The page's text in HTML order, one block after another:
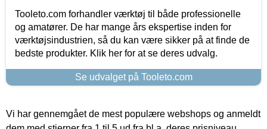
Tooleto.com forhandler værktøj til både professionelle
og amatører. De har mange års ekspertise inden for
værktøjsindustrien, så du kan være sikker på at finde de
bedste produkter. Klik her for at se deres udvalg.
Se udvalget på Tooleto.com
Vi har gennemgået de mest populære webshops og anmeldt